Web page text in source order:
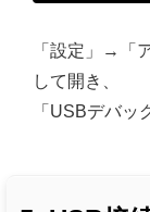
「設定」→「
して開き、
「USBデバッ